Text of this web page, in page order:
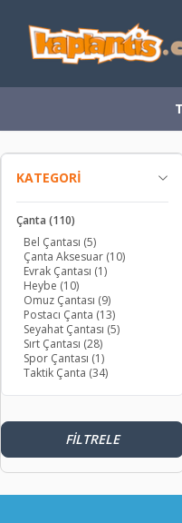
KATEGORI
Çanta (110)
Bel Çantası (5)
Çanta Aksesuar (10)
Evrak Çantası (1)
Heybe (10)
Omuz Çantası (9)
Postacı Çanta (13)
Seyahat Çantası (5)
Sırt Çantası (28)
Spor Çantası (1)
Taktik Çanta (34)
FILTRELE